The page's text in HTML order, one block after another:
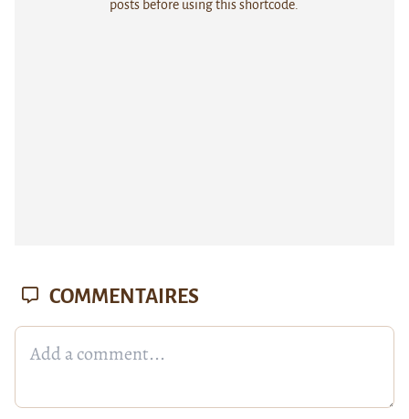
posts before using this shortcode.
COMMENTAIRES